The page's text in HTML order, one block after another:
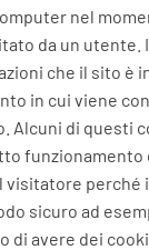
nel
da un utente.
che il sito è
in cui viene
Alcuni di questi
funzionamento
visitatore perché
sicuro ad
di avere dei